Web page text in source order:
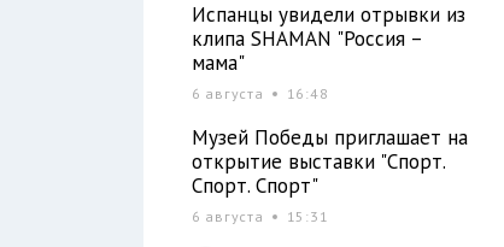
Испанцы увидели отрывки из
клипа SHAMAN "Россия –
мама"
6 августа 16:48
Музей Победы приглашает на
открытие выставки "Спорт.
Спорт. Спорт"
6 августа 15:31